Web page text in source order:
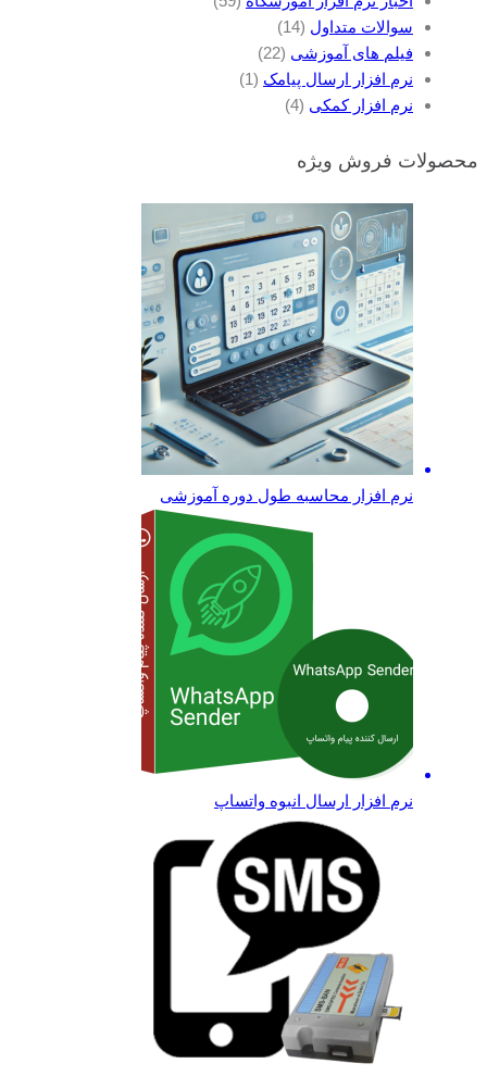
سوالات متداول (14)
فیلم های آموزشی (22)
نرم افزار ارسال پیامک (1)
نرم افزار کمکی (4)
محصولات فروش ویژه
نرم افزار محاسبه طول دوره آموزشی
نرم افزار ارسال انبوه واتساپ